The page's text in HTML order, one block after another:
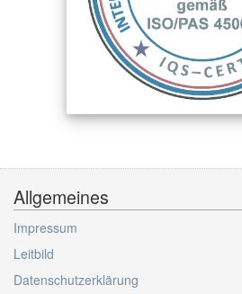
Allgemeines
Impressum
Leitbild
Datenschutzerklärung